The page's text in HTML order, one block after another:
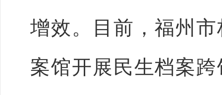
增效。目前，福州
案馆开展民生档案